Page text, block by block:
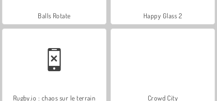
Balls Rotate Happy Glass 2
Rugby.io : chaos sur le terrain Crowd City